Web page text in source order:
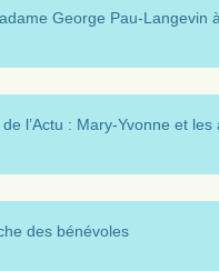
George Pau-Langevin
l’Actu : Mary-Yvonne et les
des bénévoles